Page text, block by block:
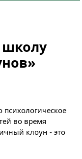
во время
клоун - это